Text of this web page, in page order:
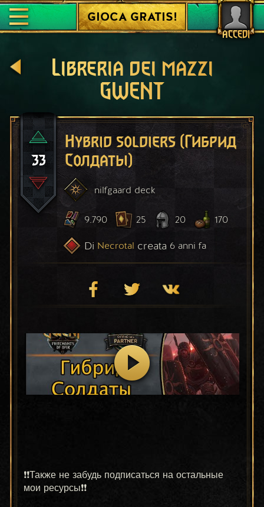
ACCEDI
GIOCA GRATIS!
Libreria dei mazzi
GWENT
33
Hybrid soldiers (Гибрид
Солдаты)
nilfgaard deck
9.790 25 20 170
Di Necrotal creata 6 anni fa
❗❗Также не забудь подписаться на остальные
мои ресурсы❗❗